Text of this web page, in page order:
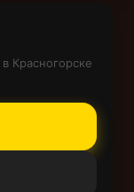
Красногорске